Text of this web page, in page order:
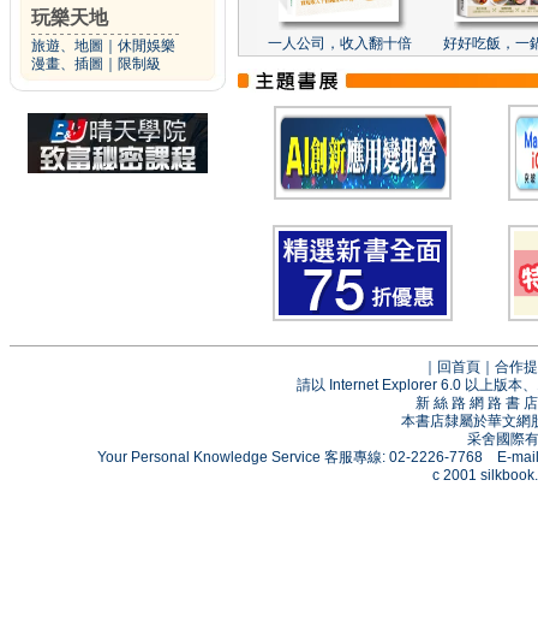
玩樂天地
旅遊、地圖
休閒娛樂
漫畫、插圖
限制級
一人公司，收入翻十倍 好好吃飯，一
回首頁
合作
請以 Internet Explorer 6.0 以上版本
新 絲 路 網 路 書
本書店隸屬於華文網
采舍國際
Your Personal Knowledge Service 客服專線: 02-2226-7768 E-
c 2001